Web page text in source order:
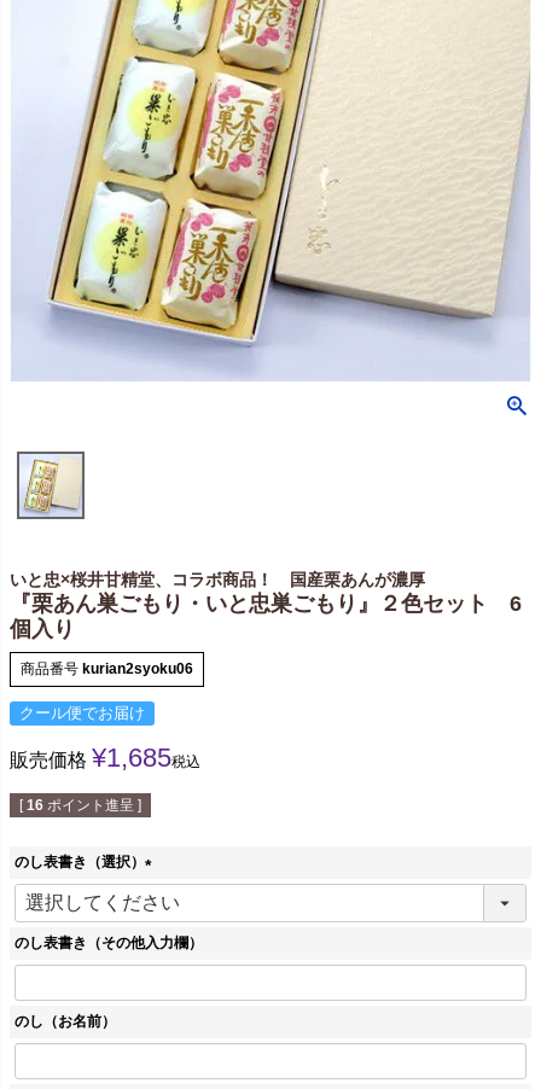
いと忠×桜井甘精堂、コラボ商品！ 国産栗あんが濃厚
『栗あん巣ごもり・いと忠巣ごもり』２色セット 6
個入り
商品番号 kurian2syoku06
クール便でお届け
販売価格 ¥1,685税込
[ 16 ポイント進呈 ]
のし表書き（選択）
(
必
須
のし表書き（その他入力欄）
のし（お名前）